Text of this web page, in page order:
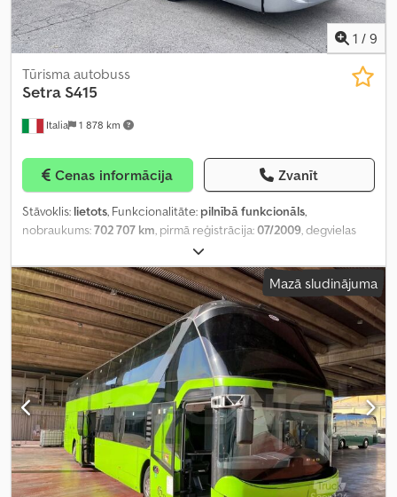
1 / 9
Italia 1 878 km
Tūrisma autobuss
Setra S415
Cenas informācija Zvanīt
Stāvoklis: lietots, Funkcionalitāte: pilnībā funkcionāls,
nobraukums:702 707 km, pirmā reģistrācija:07/2009, degvielas
, sēdvietu skaits:
izmērs:295/80 R22.5, Ražošanas gads:2009,
iekārtas/transportlīdzekļa numurs:WKK62961213107647,
Aprīkojums:ABS, gaisa kondicionēšana, kruīza kontrole
Mazā sludinājuma